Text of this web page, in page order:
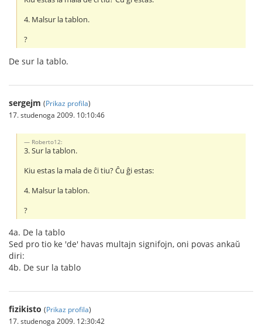
4. Malsur la tablon.
?
De sur la tablo.
sergejm (Prikaz profila)
17. studenoga 2009. 10:10:46
Roberto12:
3. Sur la tablon.
Kiu estas la mala de ĉi tiu? Ĉu ĝi estas:
4. Malsur la tablon.
?
4a. De la tablo
Sed pro tio ke 'de' havas multajn signifojn, oni povas ankaŭ
diri:
4b. De sur la tablo
fizikisto (Prikaz profila)
17. studenoga 2009. 12:30:42